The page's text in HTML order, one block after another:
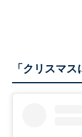
「クリスマ